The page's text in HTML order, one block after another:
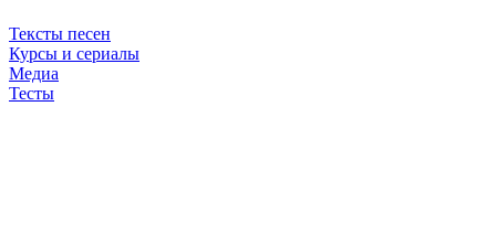
Тексты песен
Курсы и сериалы
Медиа
Тесты